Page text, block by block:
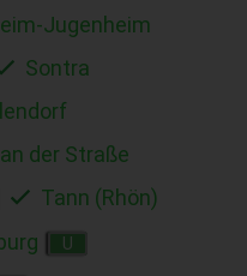
Jugenheim
Sontra
der Straße
Tann (Rhön)
U